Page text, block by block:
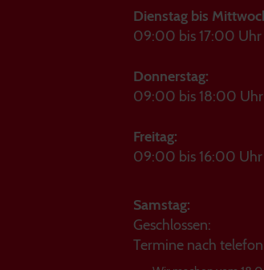
Dienstag bis
09:00 bis 17:00 Uhr
Donnerstag:
09:00 bis 18:00 Uhr
Freitag:
09:00 bis 16:00 Uhr
Samstag:
Geschlossen:
Termine nach